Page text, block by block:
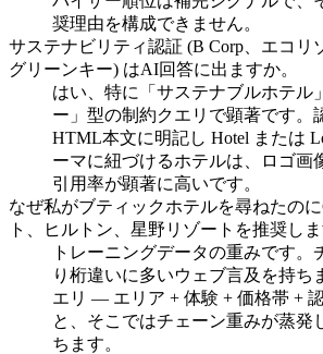
奨理由を構成できません。
サステナビリティ認証 (B Corp、エコリ
グリーンキー) はAI回答に出ますか。
はい、特に「サステナブルホテル
ー」型の制約クエリで顕著です。
HTML本文に明記し Hotel または
ーマに紐づけるホテルは、ロゴ画
引用率が顕著に高いです。
なぜ私がブティックホテルを尋ねたの
ト、ヒルトン、星野リゾートを推奨しま
トレーニングデータの重みです。
り桁違いに多いウェブ言及を持ち
エリ — エリア + 体験 + 価格帯 +
と、そこではチェーン重みが蒸発
ちます。